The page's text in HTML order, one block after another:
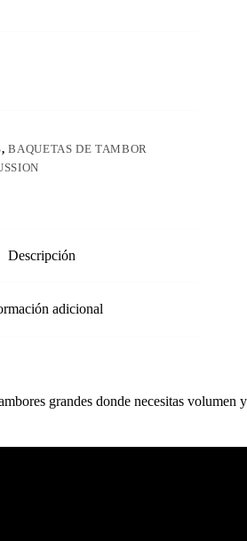
,BAQUETAS DE TAMBOR
Descripción
adicional
grandes donde necesitas volumen y